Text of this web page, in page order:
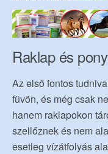
Raklap és
Az első fontos
füvön, és még csak
hanem raklapokon
szellőznek és nem
esetleg vízátfolyás